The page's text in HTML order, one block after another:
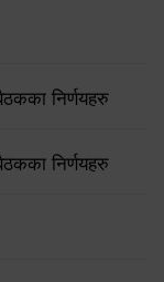
निर्णयहरु
निर्णयहरु